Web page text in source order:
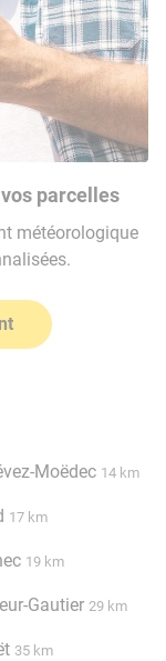
parcelles
météorologique
Moëdec 14 km
17 km
19 km
Gautier 29 km
35 km